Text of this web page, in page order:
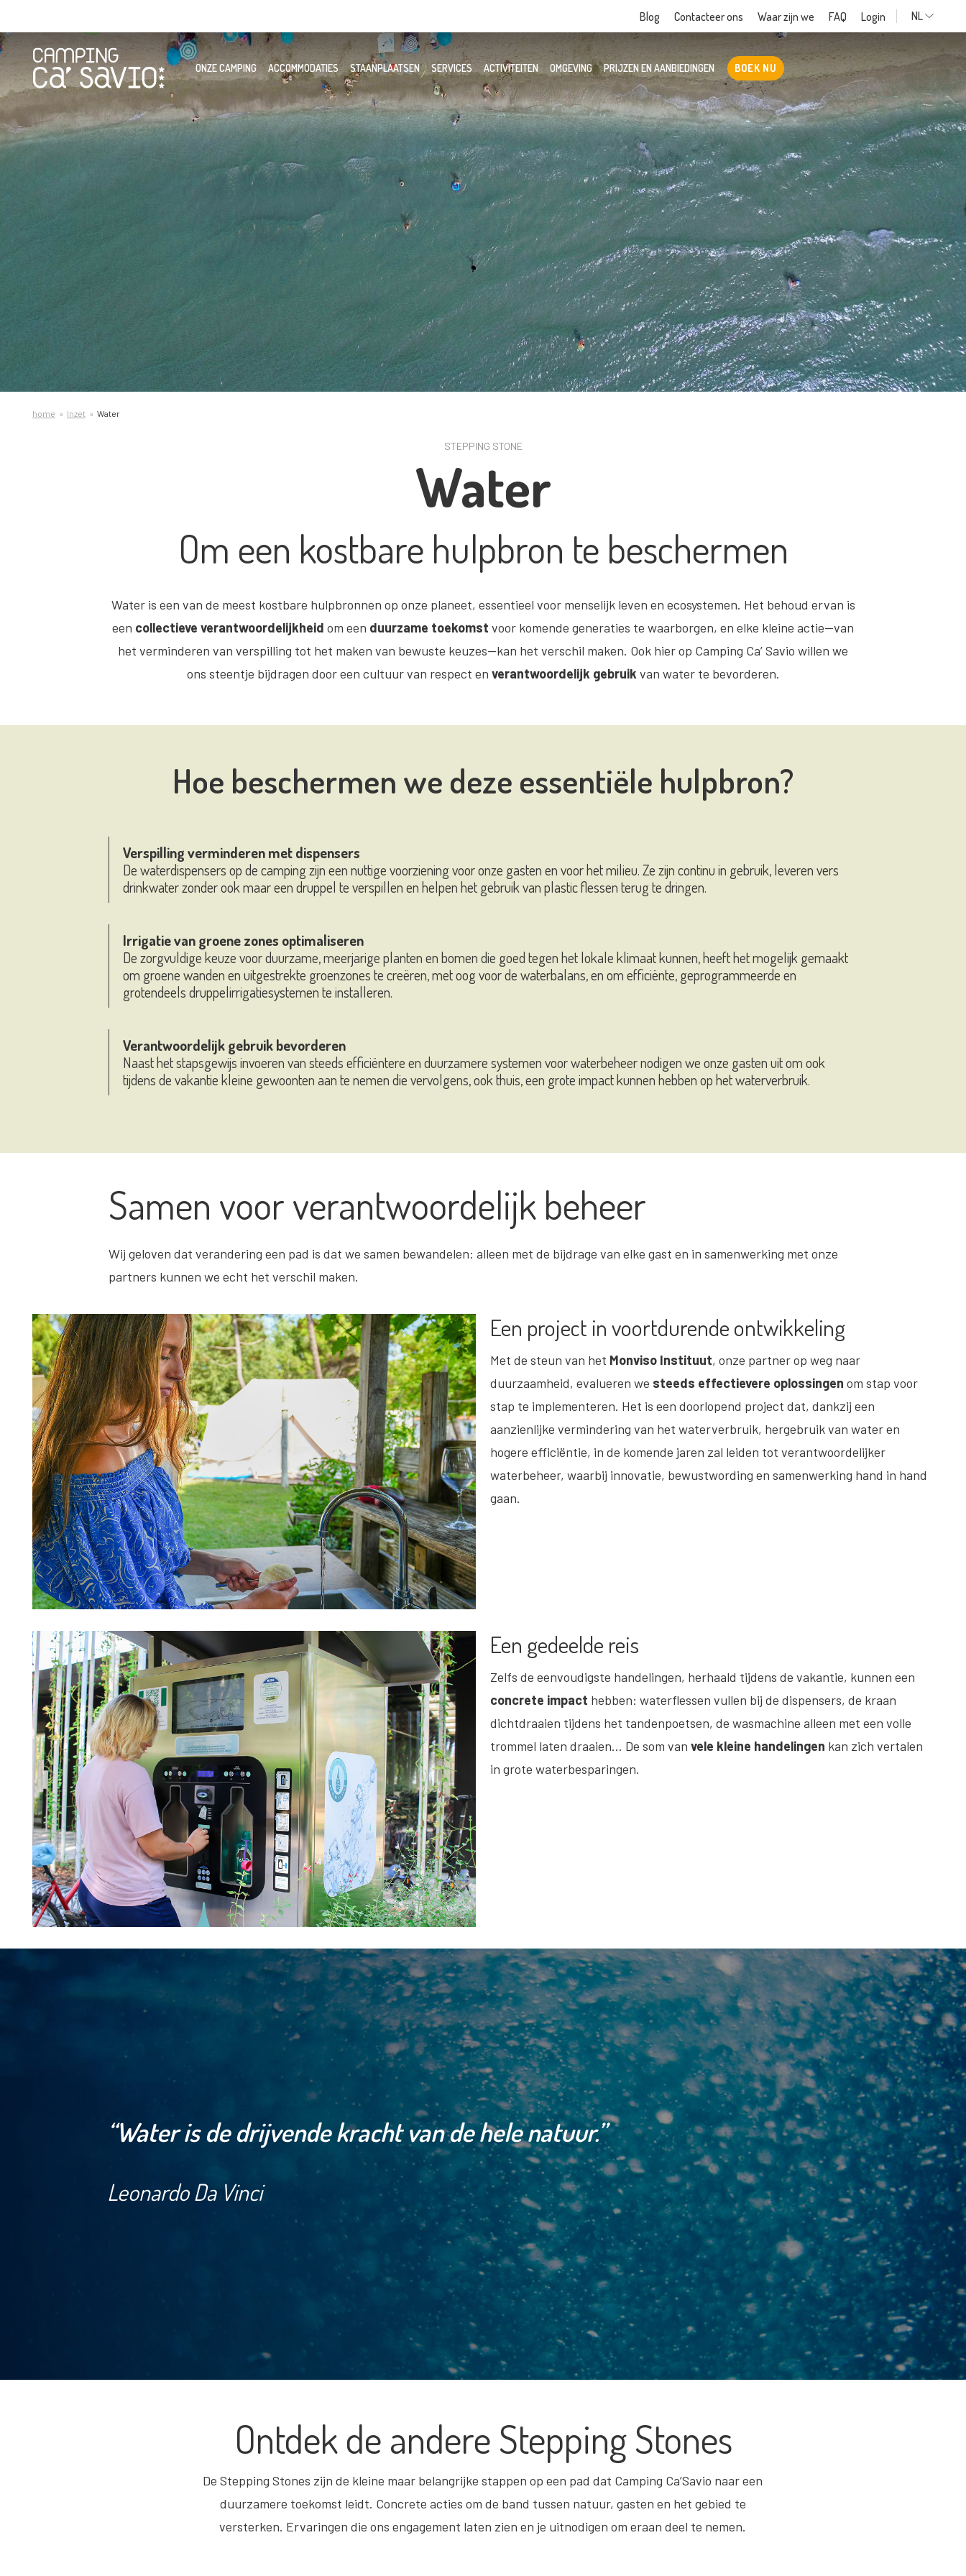
Blog Contacteer ons Waar zijn we FAQ Login NL
ONZE CAMPING ACCOMMODATIES STAANPLAATSEN SERVICES ACTIVITEITEN OMGEVING PRIJZEN EN AANBIEDINGEN BOEK NU
home Inzet Water
STEPPING STONE
Water
Om een kostbare hulpbron te beschermen
Water is een van de meest kostbare hulpbronnen op onze planeet, essentieel voor menselijk leven en ecosystemen. Het behoud ervan is
een collectieve verantwoordelijkheid om een duurzame toekomst voor komende generaties te waarborgen, en elke kleine actie—van
het verminderen van verspilling tot het maken van bewuste keuzes—kan het verschil maken. Ook hier op Camping Ca’ Savio willen we
ons steentje bijdragen door een cultuur van respect en verantwoordelijk gebruik van water te bevorderen.
Hoe beschermen we deze essentiële hulpbron?
Verspilling verminderen met dispensers
De waterdispensers op de camping zijn een nuttige voorziening voor onze gasten en voor het milieu. Ze zijn continu in gebruik, leveren vers
drinkwater zonder ook maar een druppel te verspillen en helpen het gebruik van plastic flessen terug te dringen.
Irrigatie van groene zones optimaliseren
De zorgvuldige keuze voor duurzame, meerjarige planten en bomen die goed tegen het lokale klimaat kunnen, heeft het mogelijk gemaakt
om groene wanden en uitgestrekte groenzones te creëren, met oog voor de waterbalans, en om efficiënte, geprogrammeerde en
grotendeels druppelirrigatiesystemen te installeren.
Verantwoordelijk gebruik bevorderen
Naast het stapsgewijs invoeren van steeds efficiëntere en duurzamere systemen voor waterbeheer nodigen we onze gasten uit om ook
tijdens de vakantie kleine gewoonten aan te nemen die vervolgens, ook thuis, een grote impact kunnen hebben op het waterverbruik.
Samen voor verantwoordelijk beheer
Wij geloven dat verandering een pad is dat we samen bewandelen: alleen met de bijdrage van elke gast en in samenwerking met onze
partners kunnen we echt het verschil maken.
Een project in voortdurende ontwikkeling
Met de steun van het Monviso Instituut, onze partner op weg naar
duurzaamheid, evalueren we steeds effectievere oplossingen om stap voor
stap te implementeren. Het is een doorlopend project dat, dankzij een
aanzienlijke vermindering van het waterverbruik, hergebruik van water en
hogere efficiëntie, in de komende jaren zal leiden tot verantwoordelijker
waterbeheer, waarbij innovatie, bewustwording en samenwerking hand in hand
gaan.
Een gedeelde reis
Zelfs de eenvoudigste handelingen, herhaald tijdens de vakantie, kunnen een
concrete impact hebben: waterflessen vullen bij de dispensers, de kraan
dichtdraaien tijdens het tandenpoetsen, de wasmachine alleen met een volle
trommel laten draaien… De som van vele kleine handelingen kan zich vertalen
in grote waterbesparingen.
“Water is de drijvende kracht van de hele natuur.”
Leonardo Da Vinci
Ontdek de andere Stepping Stones
De Stepping Stones zijn de kleine maar belangrijke stappen op een pad dat Camping Ca’Savio naar een
duurzamere toekomst leidt. Concrete acties om de band tussen natuur, gasten en het gebied te
versterken. Ervaringen die ons engagement laten zien en je uitnodigen om eraan deel te nemen.